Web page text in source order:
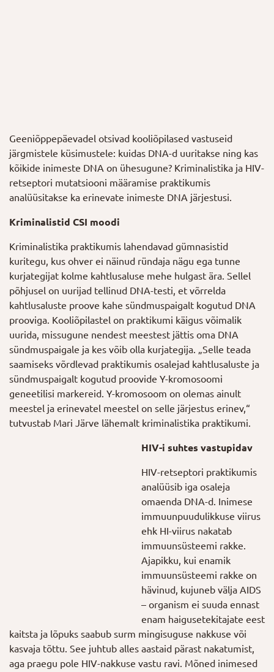
Geeniõppepäevadel otsivad kooliõpilased vastuseid
järgmistele küsimustele: kuidas DNA-d uuritakse ning kas
kõikide inimeste DNA on ühesugune? Kriminalistika ja HIV-
retseptori mutatsiooni määramise praktikumis
analüüsitakse ka erinevate inimeste DNA järjestusi.
Kriminalistid CSI moodi
Kriminalistika praktikumis lahendavad gümnasistid
kuritegu, kus ohver ei näinud ründaja nägu ega tunne
kurjategijat kolme kahtlusaluse mehe hulgast ära. Sellel
põhjusel on uurijad tellinud DNA-testi, et võrrelda
kahtlusaluste proove kahe sündmuspaigalt kogutud DNA
prooviga. Kooliõpilastel on praktikumi käigus võimalik
uurida, missugune nendest meestest jättis oma DNA
sündmuspaigale ja kes võib olla kurjategija. „Selle teada
saamiseks võrdlevad praktikumis osalejad kahtlusaluste ja
sündmuspaigalt kogutud proovide Y-kromosoomi
geneetilisi markereid. Y-kromosoom on olemas ainult
meestel ja erinevatel meestel on selle järjestus erinev,“
tutvustab Mari Järve lähemalt kriminalistika praktikumi.
HIV-i suhtes vastupidav
HIV-retseptori praktikumis
analüüsib iga osaleja
omaenda DNA-d. Inimese
immuunpuudulikkuse viirus
ehk HI-viirus nakatab
immuunsüsteemi rakke.
Ajapikku, kui enamik
immuunsüsteemi rakke on
hävinud, kujuneb välja AIDS
– organism ei suuda ennast
enam haigusetekitajate eest
kaitsta ja lõpuks saabub surm mingisuguse nakkuse või
kasvaja tõttu. See juhtub alles aastaid pärast nakatumist,
aga praegu pole HIV-nakkuse vastu ravi. Mõned inimesed